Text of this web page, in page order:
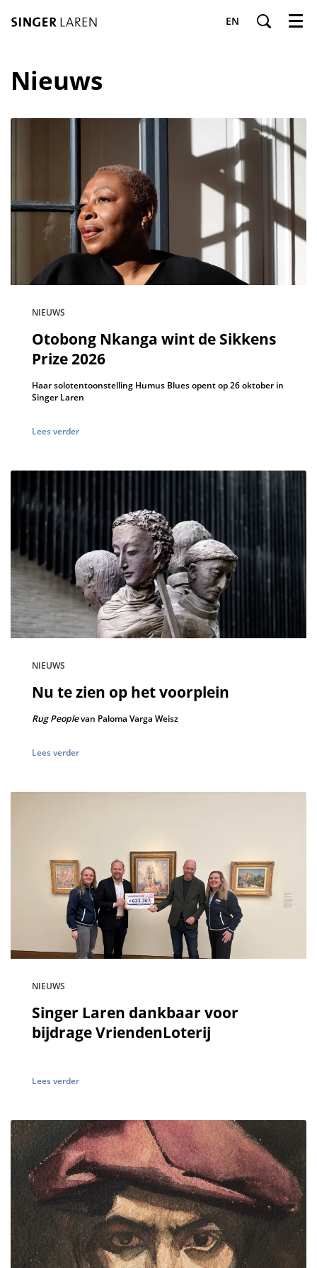
EN Menu
Nieuws
NIEUWS
Otobong Nkanga wint de Sikkens
Prize 2026
Haar solotentoonstelling Humus Blues opent op 26 oktober in
Singer Laren
Lees verder
NIEUWS
Nu te zien op het voorplein
Rug Peoplevan Paloma Varga Weisz
Lees verder
NIEUWS
Singer Laren dankbaar voor
bijdrage VriendenLoterij
Lees verder